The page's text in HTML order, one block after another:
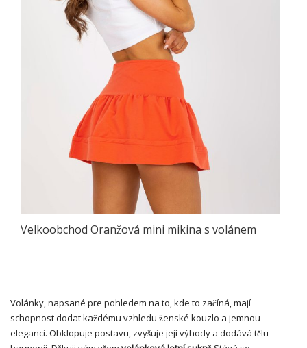
Velkoobchod Oranžová mini mikina s volánem
Volánky, napsané pre pohledem na to, kde to začíná, mají
schopnost dodat každému vzhledu ženské kouzlo a jemnou
eleganci. Obklopuje postavu, zvyšuje její výhody a dodává tělu